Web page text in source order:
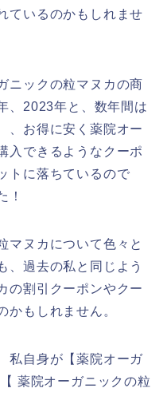
ているのかもしれませ
ニックの粒マヌカの商
、2023年と、数年間は
、お得に安く薬院オー
入できるようなクーポ
トに落ちているので
！
マヌカについて色々と
、過去の私と同じよう
の割引クーポンやクー
かもしれません。
私自身が【薬院オーガ
薬院オーガニックの粒